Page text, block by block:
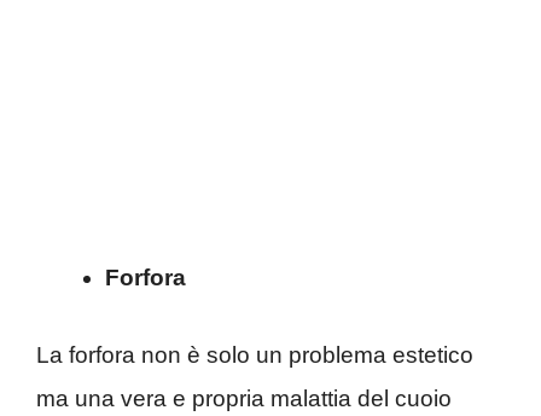
Forfora
La forfora non è solo un problema estetico
ma una vera e propria malattia del cuoio